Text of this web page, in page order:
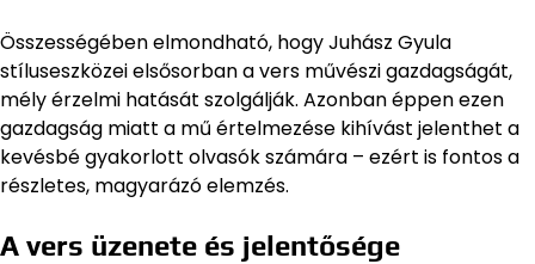
Összességében elmondható, hogy Juhász Gyula
stíluseszközei elsősorban a vers művészi gazdagságát,
mély érzelmi hatását szolgálják. Azonban éppen ezen
gazdagság miatt a mű értelmezése kihívást jelenthet a
kevésbé gyakorlott olvasók számára – ezért is fontos a
részletes, magyarázó elemzés.
A vers üzenete és jelentősége